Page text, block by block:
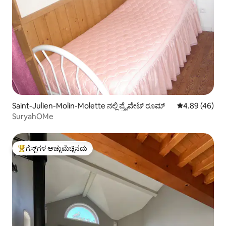
Saint-Julien-Molin-Molette ನಲ್ಲಿ ಪ್ರೈವೇಟ್ ರೂಮ್ 5 ರಲ್ಲಿ 4.89
4.89 (46)
SuryahOMe
ಗೆಸ್ಟ್‌ಗಳಿಗೆ ಅತಿ ಹೆಚ್ಚು ಅಚ್ಚುಮೆಚ್ಚಿನದು
ಗೆಸ್ಟ್‌ಗಳ ಅಚ್ಚುಮೆಚ್ಚಿನದು